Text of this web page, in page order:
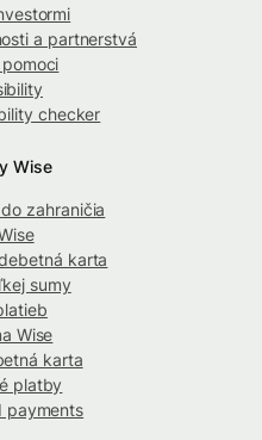
a partnerstvá
checker
Wise
zahraničia
karta
sumy
Wise
karta
platby
payments